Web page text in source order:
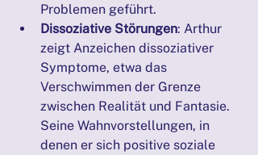
Problemen geführt.
Dissoziative Störungen: Arthur
zeigt Anzeichen dissoziativer
Symptome, etwa das
Verschwimmen der Grenze
zwischen Realität und Fantasie.
Seine Wahnvorstellungen, in
denen er sich positive soziale